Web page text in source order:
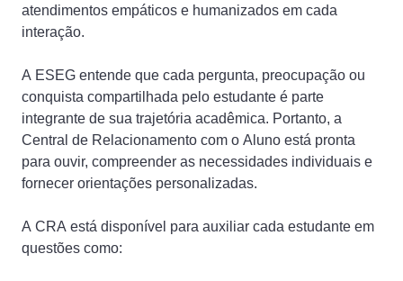
atendimentos empáticos e humanizados em cada
interação.
A ESEG entende que cada pergunta, preocupação ou
conquista compartilhada pelo estudante é parte
integrante de sua trajetória acadêmica. Portanto, a
Central de Relacionamento com o Aluno está pronta
para ouvir, compreender as necessidades individuais e
fornecer orientações personalizadas.
A CRA está disponível para auxiliar cada estudante em
questões como: